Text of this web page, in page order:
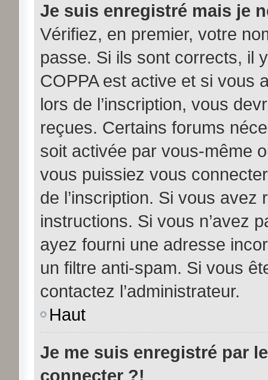
Je suis enregistré mais je
Vérifiez, en premier, votre
passe. Si ils sont corrects, il
COPPA est active et si vous
lors de l’inscription, vous
reçues. Certains forums
soit activée par vous-même
vous puissiez vous
de l’inscription. Si vous
instructions. Si vous n’avez
ayez fourni une adresse
un filtre anti-spam. Si vous
contactez l’administrateur.
Haut
Je me suis enregistré par
connecter ?!